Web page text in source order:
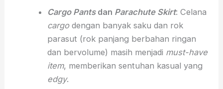
Cargo Pantsdan Parachute Skirt: Celana
cargodengan banyak saku dan rok
parasut (rok panjang berbahan ringan
dan bervolume) masih menjadi must-have
item, memberikan sentuhan kasual yang
edgy.